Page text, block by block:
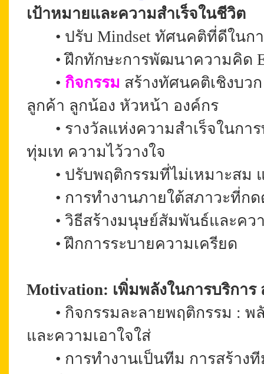
เป้าหมายและความสำเร็จในชีวิต
• ปรับ Mindset ทัศนคติที่ดีในก
•ฝึกทักษะการพัฒนาความคิด
• กิจกรรม สร้างทัศนคติเชิงบว
ลูกค้า ลูกน้อง หัวหน้า องค์กร
• รางวัลแห่งความสำเร็จในกา
ทุ่มเท ความไว้วางใจ
• ปรับพฤติกรรมที่ไม่เหมาะสม
• การทำงานภายใต้สภาวะที่ก
• วิธีสร้างมนุษย์สัมพันธ์และคว
•ฝึกการระบายความเครียด
Motivation: เพิ่มพลังในการบริการ
• กิจกรรมละลายพฤติกรรม :
และความเอาใจใส่
• การทำงานเป็นทีม การสร้าง